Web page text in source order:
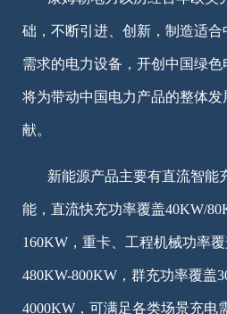
础，不断引进、创新，制造适合
需求的电力设备，开创中国绿
将为带动中国电力产品的整体
献。
新能源产品主要有直流智能
能，直流快充功率覆盖40KW/
160KW，重卡、工程机械功率覆
480KW-800KW，群充功率覆盖
4000KW，可满足各类场景充电